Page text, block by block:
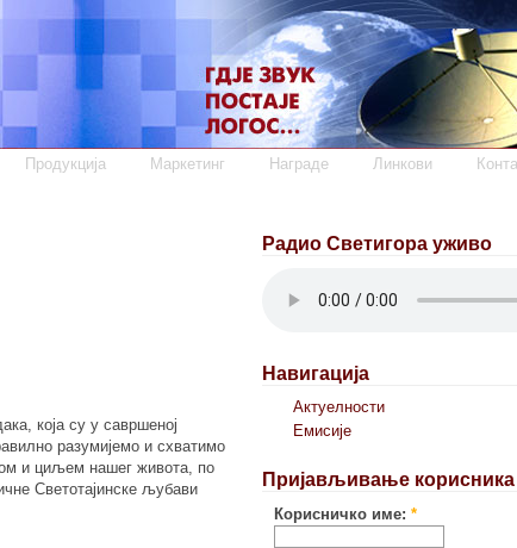
Продукција Маркетинг Награде Линкови
која су у савршеној
разумијемо и схватимо
и циљем нашег живота, по
Светотајинске љубави
Радио Светигора уживо
Навигација
Актуелности
Емисије
Пријављивање корисника
Корисничко име: *